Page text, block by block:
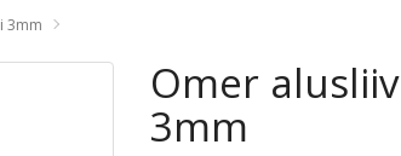
3mm
Omer
3mm